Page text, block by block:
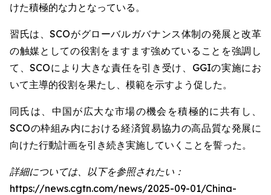
けた積極的な力となっている。
習氏は、SCOがグローバルガバナンス体制の発展と改革
の触媒としての役割をますます強めていることを強調し
て、SCOにより大きな責任を引き受け、GGIの実施にお
いて主導的役割を果たし、模範を示すよう促した。
同氏は、中国が広大な市場の機会を積極的に共有し、
SCOの枠組み内における経済貿易協力の高品質な発展に
向けた行動計画を引き続き実施していくことを誓った。
詳細については、以下を参照されたい：
https://news.cgtn.com/news/2025-09-01/China-